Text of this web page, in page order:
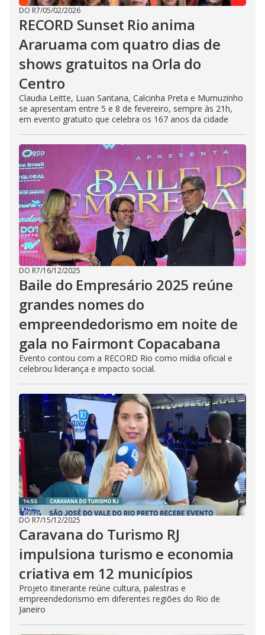
DO R7/05/02/2026
RECORD Sunset Rio anima
Araruama com quatro dias de
shows gratuitos na Orla do
Centro
Claudia Leitte, Luan Santana, Calcinha Preta e Mumuzinho
se apresentam entre 5 e 8 de fevereiro, sempre às 21h,
em evento gratuito que celebra os 167 anos da cidade
DO R7/16/12/2025
Baile do Empresário 2025 reúne
grandes nomes do
empreendedorismo em noite de
gala no Fairmont Copacabana
Evento contou com a RECORD Rio como mídia oficial e
celebrou liderança e impacto social.
DO R7/15/12/2025
Caravana do Turismo RJ
impulsiona turismo e economia
criativa em 12 municípios
Projeto itinerante reúne cultura, palestras e
empreendedorismo em diferentes regiões do Rio de
Janeiro